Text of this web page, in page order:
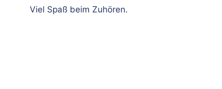
Viel Spaß beim Zuhören.